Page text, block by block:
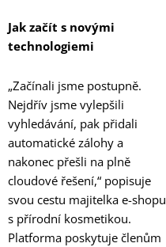
Jak začít s novými
technologiemi
„Začínali jsme postupně.
Nejdřív jsme vylepšili
vyhledávání, pak přidali
automatické zálohy a
nakonec přešli na plně
cloudové řešení,“ popisuje
svou cestu majitelka e-shopu
s přírodní kosmetikou.
Platforma poskytuje členům